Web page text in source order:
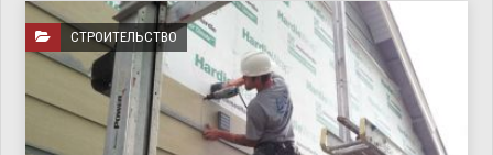
СТРОИТЕЛЬСТВО